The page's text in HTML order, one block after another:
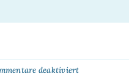
deaktiviertfür